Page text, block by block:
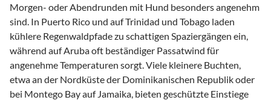
Morgen- oder Abendrunden mit Hund besonders angenehm
sind. In Puerto Rico und auf Trinidad und Tobago laden
kühlere Regenwaldpfade zu schattigen Spaziergängen ein,
während auf Aruba oft beständiger Passatwind für
angenehme Temperaturen sorgt. Viele kleinere Buchten,
etwa an der Nordküste der Dominikanischen Republik oder
bei Montego Bay auf Jamaika, bieten geschützte Einstiege